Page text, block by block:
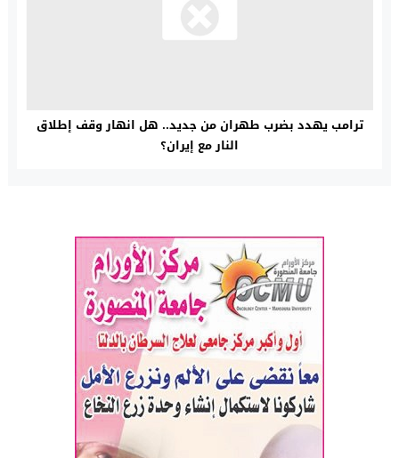
ترامب يهدد بضرب طهران من جديد.. هل انهار وقف إطلاق
النار مع إيران؟